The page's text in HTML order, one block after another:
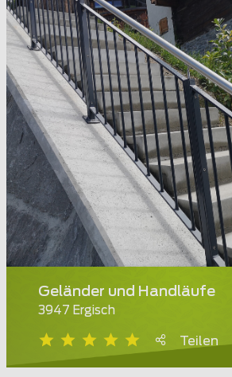
Geländer und Handläufe
3947 Ergisch
Teilen